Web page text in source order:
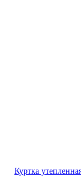
Куртка